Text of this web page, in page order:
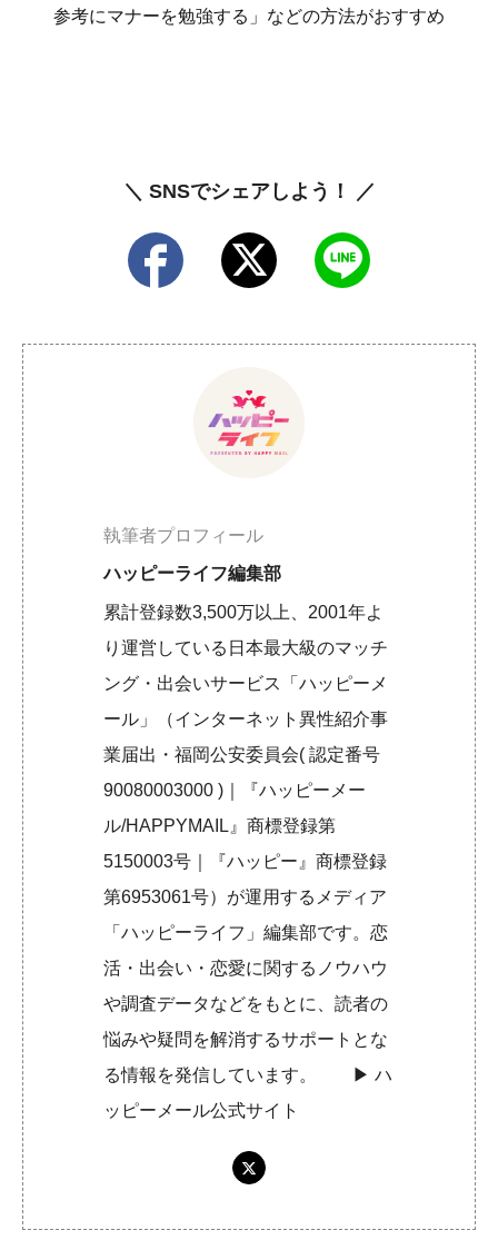
参考にマナーを勉強する」などの方法がおすすめ
＼ SNSでシェアしよう！ ／
執筆者プロフィール
ハッピーライフ編集部
累計登録数3,500万以上、2001年よ
り運営している日本最大級のマッチ
ング・出会いサービス「ハッピーメ
ール」（インターネット異性紹介事
業届出・福岡公安委員会( 認定番号
90080003000 )｜『ハッピーメー
ル/HAPPYMAIL』商標登録第
5150003号｜『ハッピー』商標登録
第6953061号）が運用するメディア
「ハッピーライフ」編集部です。恋
活・出会い・恋愛に関するノウハウ
や調査データなどをもとに、読者の
悩みや疑問を解消するサポートとな
る情報を発信しています。 ▶︎ハ
ッピーメール公式サイト